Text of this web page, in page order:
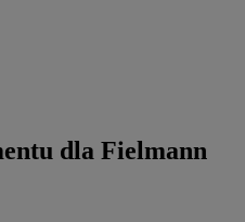
dla Fielmann